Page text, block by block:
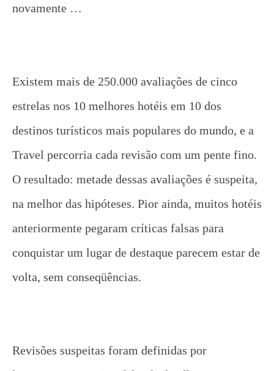
novamente …
Existem mais de 250.000 avaliações de cinco
estrelas nos 10 melhores hotéis em 10 dos
destinos turísticos mais populares do mundo, e a
Travel percorria cada revisão com um pente fino.
O resultado: metade dessas avaliações é suspeita,
na melhor das hipóteses. Pior ainda, muitos hotéis
anteriormente pegaram críticas falsas para
conquistar um lugar de destaque parecem estar de
volta, sem conseqüências.
Revisões suspeitas foram definidas por